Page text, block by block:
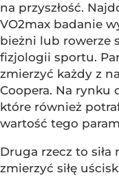
na przyszłość.
VO2max badanie
bieżni lub rowerze
fizjologii sportu.
zmierzyć każdy z
Coopera. Na rynku
które również
wartość tego
Druga rzecz to
zmierzyć siłę